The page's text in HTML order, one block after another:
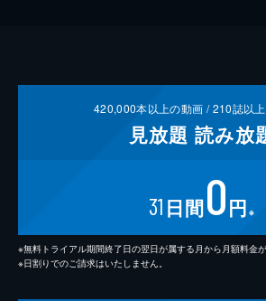
420,000本以上の動画 /210誌以
見放題 読み放
31 日間0円 ※
※無料トライアル期間終了日の翌日が属する月から月額料金が
※日割りでのご請求はいたしません。